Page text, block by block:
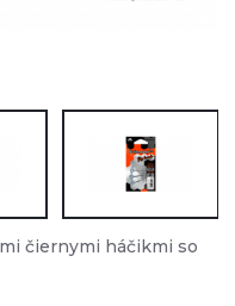
čiernymi háčikmi so
bezpečný lov